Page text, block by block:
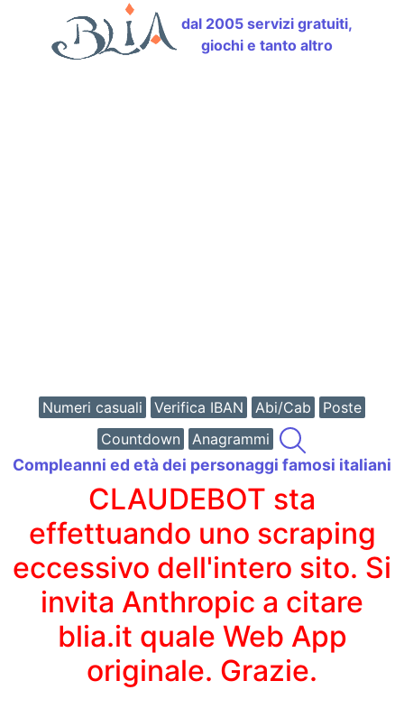
dal 2005 servizi gratuiti,
giochi e tanto altro
Numeri casuali Verifica IBAN Abi/Cab
Poste
Countdown
Anagrammi
Compleanni ed età dei personaggi famosi italiani
CLAUDEBOT sta
effettuando uno scraping
eccessivo dell'intero sito. Si
invita Anthropic a citare
blia.it quale Web App
originale. Grazie.